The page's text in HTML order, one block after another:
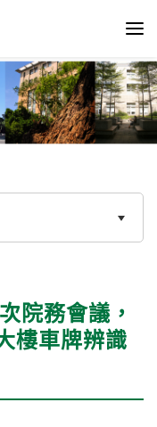
院務會議，
樓車牌辨識